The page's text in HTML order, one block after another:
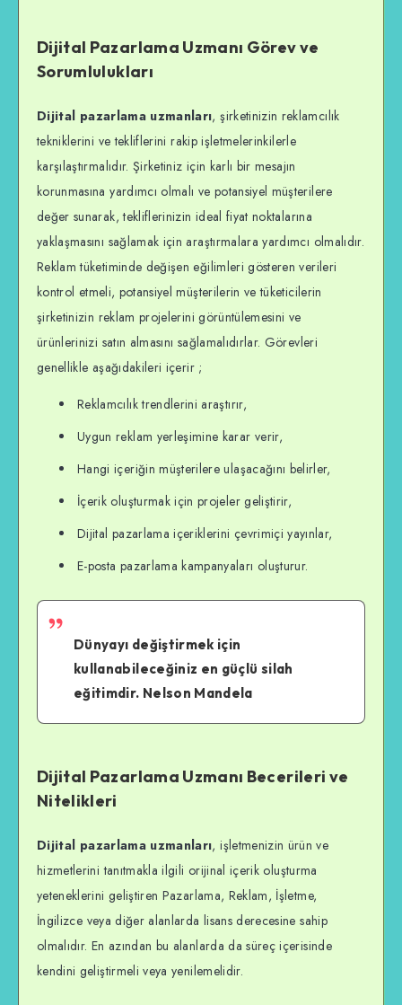
Dijital Pazarlama Uzmanı Görev ve
Sorumlulukları
Dijital pazarlama uzmanları, şirketinizin reklamcılık
tekniklerini ve tekliflerini rakip işletmelerinkilerle
karşılaştırmalıdır. Şirketiniz için karlı bir mesajın
korunmasına yardımcı olmalı ve potansiyel müşterilere
değer sunarak, tekliflerinizin ideal fiyat noktalarına
yaklaşmasını sağlamak için araştırmalara yardımcı olmalıdır.
Reklam tüketiminde değişen eğilimleri gösteren verileri
kontrol etmeli, potansiyel müşterilerin ve tüketicilerin
şirketinizin reklam projelerini görüntülemesini ve
ürünlerinizi satın almasını sağlamalıdırlar. Görevleri
genellikle aşağıdakileri içerir ;
Reklamcılık trendlerini araştırır,
Uygun reklam yerleşimine karar verir,
Hangi içeriğin müşterilere ulaşacağını belirler,
İçerik oluşturmak için projeler geliştirir,
Dijital pazarlama içeriklerini çevrimiçi yayınlar,
E-posta pazarlama kampanyaları oluşturur.
Dünyayı değiştirmek için
kullanabileceğiniz en güçlü silah
eğitimdir. Nelson Mandela
Dijital Pazarlama Uzmanı Becerileri ve
Nitelikleri
Dijital pazarlama uzmanları, işletmenizin ürün ve
hizmetlerini tanıtmakla ilgili orijinal içerik oluşturma
yeteneklerini geliştiren Pazarlama, Reklam, İşletme,
İngilizce veya diğer alanlarda lisans derecesine sahip
olmalıdır. En azından bu alanlarda da süreç içerisinde
kendini geliştirmeli veya yenilemelidir.